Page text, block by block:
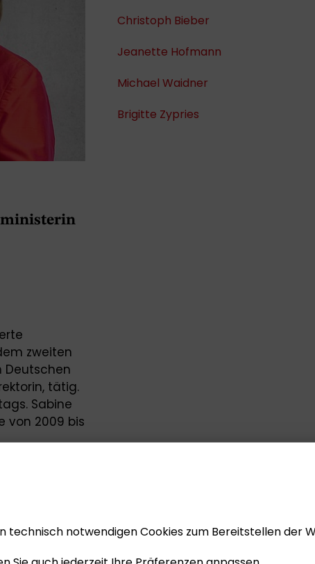
zweiten
Deutschen
tätig.
Sabine
von 2009 bis
Mitglied
der
Christoph Bieber
Jeanette Hofmann
Michael Waidner
Brigitte Zypries
technisch notwendigen Cookies zum Bereitstellen der